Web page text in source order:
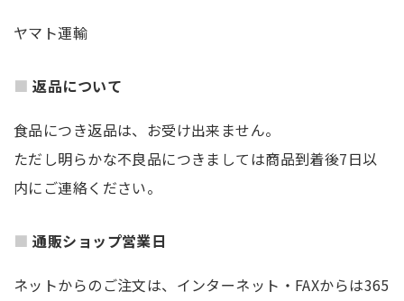
ヤマト運輸
返品について
食品につき返品は、お受け出来ません。
ただし明らかな不良品につきましては商品到着後7日以
内にご連絡ください。
通販ショップ営業日
ネットからのご注文は、インターネット・FAXからは365